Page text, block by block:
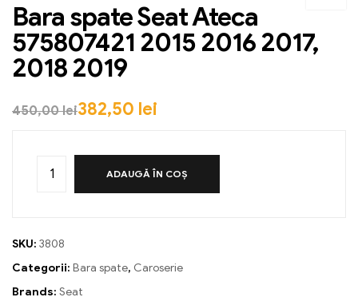
Bara spate Seat Ateca
575807421 2015 2016 2017,
2018 2019
450,00lei382,50 lei
ADAUGĂ ÎN COȘ
SKU: 3808
Categorii: Bara spate, Caroserie
Brands: Seat